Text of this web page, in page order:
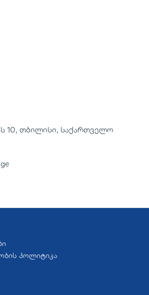
10, თბილისი, საქართველო
პოლიტიკა